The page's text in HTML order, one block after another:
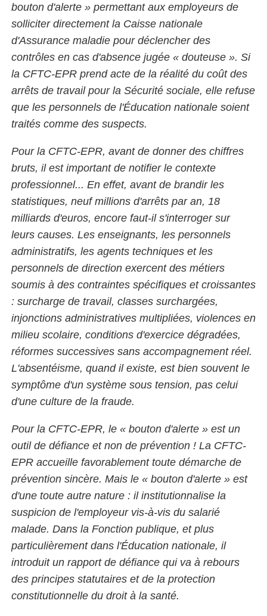
bouton d'alerte » permettant aux employeurs de
solliciter directement la Caisse nationale
d'Assurance maladie pour déclencher des
contrôles en cas d'absence jugée « douteuse ». Si
la CFTC-EPR prend acte de la réalité du coût des
arrêts de travail pour la Sécurité sociale, elle refuse
que les personnels de l'Éducation nationale soient
traités comme des suspects.
Pour la CFTC-EPR, avant de donner des chiffres
bruts, il est important de notifier le contexte
professionnel... En effet, avant de brandir les
statistiques, neuf millions d'arrêts par an, 18
milliards d'euros, encore faut-il s'interroger sur
leurs causes. Les enseignants, les personnels
administratifs, les agents techniques et les
personnels de direction exercent des métiers
soumis à des contraintes spécifiques et croissantes
: surcharge de travail, classes surchargées,
injonctions administratives multipliées, violences en
milieu scolaire, conditions d'exercice dégradées,
réformes successives sans accompagnement réel.
L'absentéisme, quand il existe, est bien souvent le
symptôme d'un système sous tension, pas celui
d'une culture de la fraude.
Pour la CFTC-EPR, le « bouton d'alerte » est un
outil de défiance et non de prévention ! La CFTC-
EPR accueille favorablement toute démarche de
prévention sincère. Mais le « bouton d'alerte » est
d'une toute autre nature : il institutionnalise la
suspicion de l'employeur vis-à-vis du salarié
malade. Dans la Fonction publique, et plus
particulièrement dans l'Éducation nationale, il
introduit un rapport de défiance qui va à rebours
des principes statutaires et de la protection
constitutionnelle du droit à la santé.